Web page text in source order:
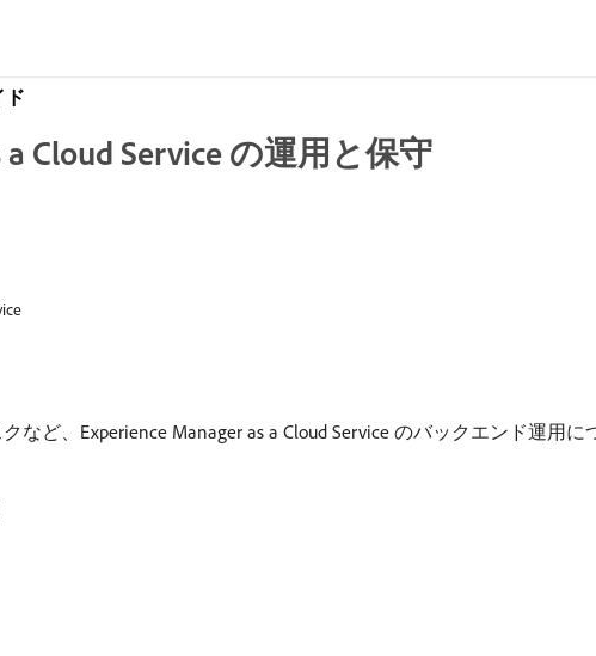
ド
a Cloud Service の運用と保守
など、Experience Manager as a Cloud Service のバックエンド運用